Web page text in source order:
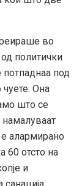
во
политички
под
Она
што се
алармирано
60 отсто на
и